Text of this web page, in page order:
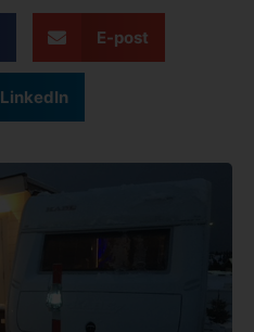
E-post
LinkedIn